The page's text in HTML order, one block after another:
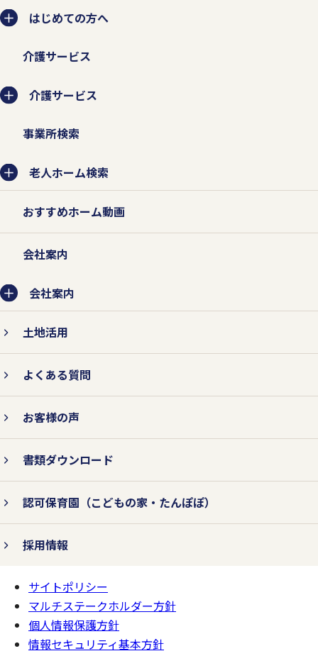
はじめての方へ
介護サービス
介護サービス
事業所検索
老人ホーム検索
おすすめホーム動画
会社案内
会社案内
土地活用
よくある質問
お客様の声
書類ダウンロード
認可保育園 （こどもの家・たんぽぽ）
採用情報
ページの
一番上へ
サイトポリシー
マルチステークホルダー方針
個人情報保護方針
情報セキュリティ基本方針